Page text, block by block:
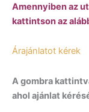
Amennyiben az
kattintson az
Árajánlatot kérek
A gombra
ahol ajánlat